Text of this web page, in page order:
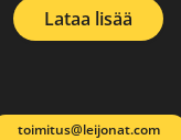
Lataa lisää
toimitus@leijonat.com